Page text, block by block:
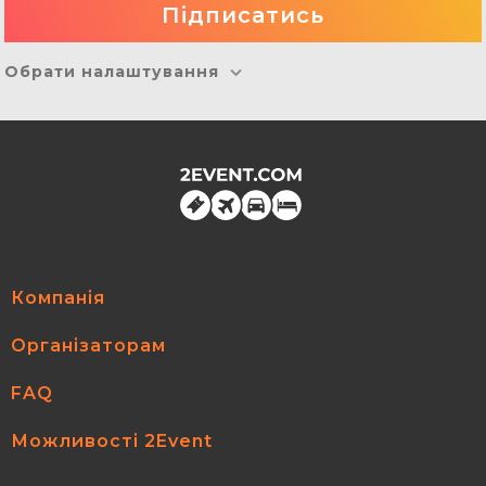
Обрати налаштування
Компанія
Організаторам
FAQ
Можливості 2Event